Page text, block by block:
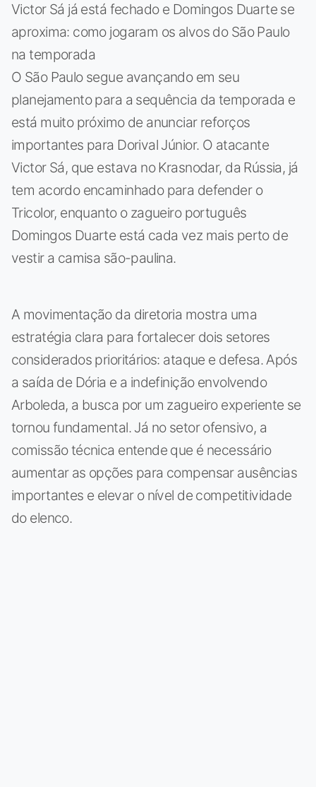
Victor Sá já está fechado e Domingos Duarte se
aproxima: como jogaram os alvos do São Paulo
na temporada
O São Paulo segue avançando em seu
planejamento para a sequência da temporada e
está muito próximo de anunciar reforços
importantes para Dorival Júnior. O atacante
Victor Sá, que estava no Krasnodar, da Rússia, já
tem acordo encaminhado para defender o
Tricolor, enquanto o zagueiro português
Domingos Duarte está cada vez mais perto de
vestir a camisa são-paulina.
A movimentação da diretoria mostra uma
estratégia clara para fortalecer dois setores
considerados prioritários: ataque e defesa. Após
a saída de Dória e a indefinição envolvendo
Arboleda, a busca por um zagueiro experiente se
tornou fundamental. Já no setor ofensivo, a
comissão técnica entende que é necessário
aumentar as opções para compensar ausências
importantes e elevar o nível de competitividade
do elenco.